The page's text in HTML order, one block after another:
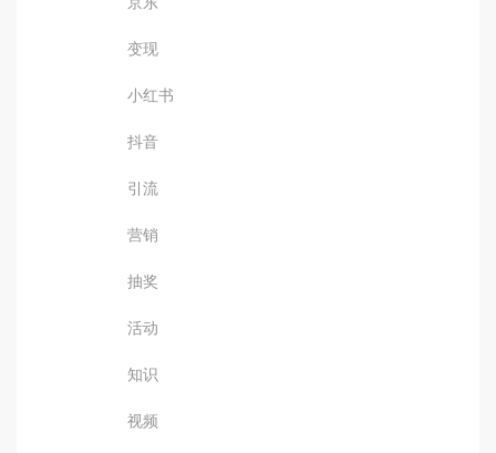
变现
小红书
抖音
引流
营销
抽奖
活动
知识
视频